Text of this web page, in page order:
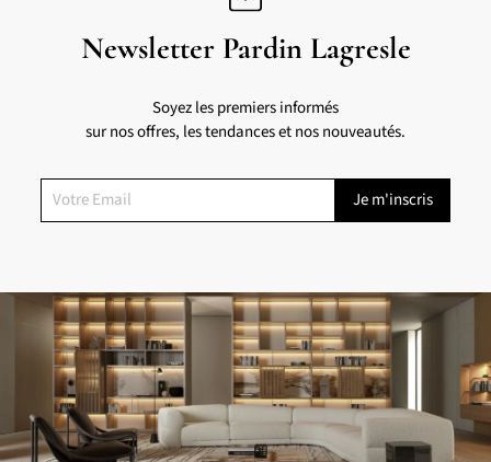
Newsletter Pardin Lagresle
Soyez les premiers informés
sur nos offres, les tendances et nos nouveautés.